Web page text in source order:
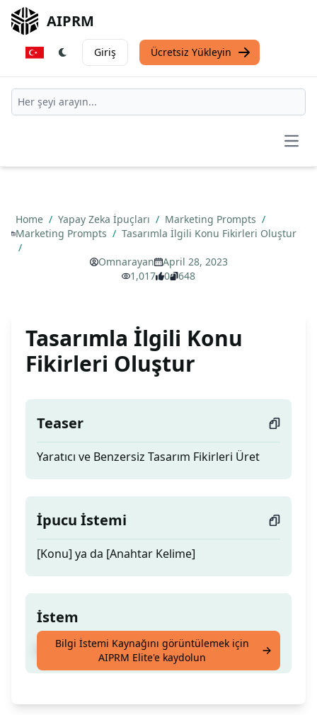
AIPRM
Giriş Ücretsiz Yükleyin
Home / Yapay Zeka İpuçları / Marketing Prompts /
Marketing Prompts / Tasarımla İlgili Konu Fikirleri Oluştur
/
Omnarayan
April 28, 2023
1,017
0 648
Tasarımla İlgili Konu
Fikirleri Oluştur
Teaser
Yaratıcı ve Benzersiz Tasarım Fikirleri Üret
İpucu İstemi
[Konu] ya da [Anahtar Kelime]
İstem
Yaratıcı ve Benzersiz Tasarım Fikirleri Üret
Bilgi İstemi Kaynağını görüntülemek için
AIPRM Elite'e kaydolun